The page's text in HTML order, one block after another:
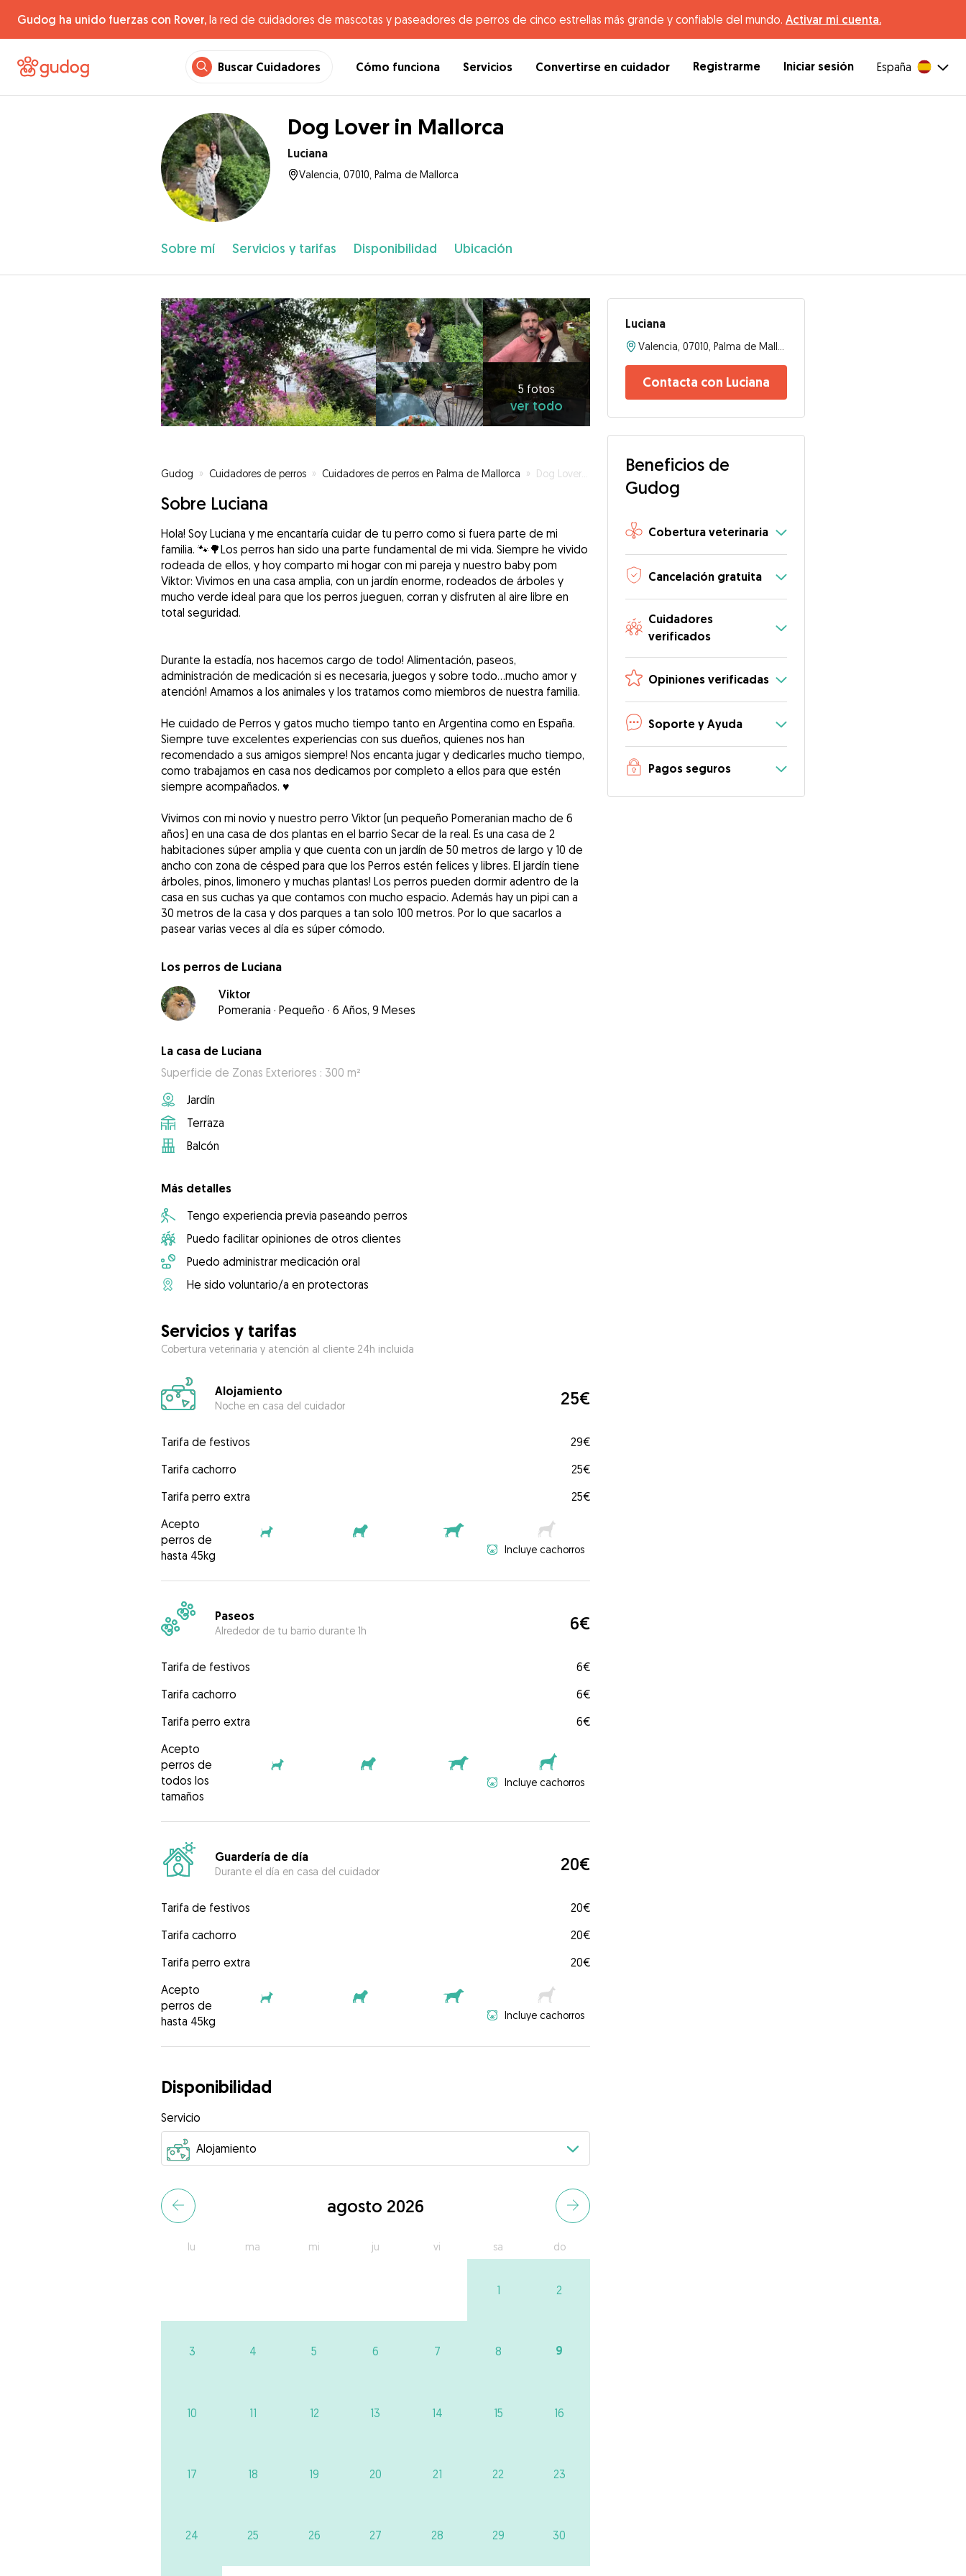
Gudog ha unido fuerzas con Rover, la red de cuidadores de mascotas y paseadores de perros de cinco estrellas más grande y confiable del mundo. Activar mi cuenta.
Buscar Cuidadores Cómo funciona Servicios Convertirse en cuidador Registrarme Iniciar sesión España
Dog Lover in Mallorca
Luciana
Valencia, 07010, Palma de Mallorca
Sobre mí Servicios y tarifas Disponibilidad Ubicación
5 fotos
ver todo
Gudog » Cuidadores de perros » Cuidadores de perros en Palma de Mallorca » Dog Lover in Mallorca
Sobre Luciana
Hola! Soy Luciana y me encantaría cuidar de tu perro como si fuera parte de mi
familia. 🐾🌳Los perros han sido una parte fundamental de mi vida. Siempre he vivido
rodeada de ellos, y hoy comparto mi hogar con mi pareja y nuestro baby pom
Viktor: Vivimos en una casa amplia, con un jardín enorme, rodeados de árboles y
mucho verde ideal para que los perros jueguen, corran y disfruten al aire libre en
total seguridad.
Durante la estadía, nos hacemos cargo de todo! Alimentación, paseos,
administración de medicación si es necesaria, juegos y sobre todo…mucho amor y
atención! Amamos a los animales y los tratamos como miembros de nuestra familia.
He cuidado de Perros y gatos mucho tiempo tanto en Argentina como en España.
Siempre tuve excelentes experiencias con sus dueños, quienes nos han
recomendado a sus amigos siempre! Nos encanta jugar y dedicarles mucho tiempo,
como trabajamos en casa nos dedicamos por completo a ellos para que estén
siempre acompañados. ♥️
Vivimos con mi novio y nuestro perro Viktor (un pequeño Pomeranian macho de 6
años) en una casa de dos plantas en el barrio Secar de la real. Es una casa de 2
habitaciones súper amplia y que cuenta con un jardín de 50 metros de largo y 10 de
ancho con zona de césped para que los Perros estén felices y libres. El jardín tiene
árboles, pinos, limonero y muchas plantas! Los perros pueden dormir adentro de la
casa en sus cuchas ya que contamos con mucho espacio. Además hay un pipi can a
30 metros de la casa y dos parques a tan solo 100 metros. Por lo que sacarlos a
pasear varias veces al día es súper cómodo.
Los perros de Luciana
Viktor
Pomerania · Pequeño · 6 Años, 9 Meses
La casa de Luciana
Superficie de Zonas Exteriores : 300 m²
Jardín
Terraza
Balcón
Más detalles
Tengo experiencia previa paseando perros
Puedo facilitar opiniones de otros clientes
Puedo administrar medicación oral
He sido voluntario/a en protectoras
Servicios y tarifas
Cobertura veterinaria y atención al cliente 24h incluida
Alojamiento
Noche en casa del cuidador 25€
Tarifa de festivos
29€
Tarifa cachorro
25€
Tarifa perro extra
25€
Acepto
perros de
hasta 45kg
Incluye cachorros
Paseos
Alrededor de tu barrio durante 1h 6€
Tarifa de festivos
6€
Tarifa cachorro
6€
Tarifa perro extra
6€
Acepto
perros de
todos los
tamaños
Incluye cachorros
Guardería de día
Durante el día en casa del cuidador 20€
Tarifa de festivos
20€
Tarifa cachorro
20€
Tarifa perro extra
20€
Acepto
perros de
hasta 45kg
Incluye cachorros
Disponibilidad
Servicio
agosto 2026
lu ma mi ju vi sa do
1 2
3 4 5 6 7 8 9
10 11 12 13 14 15 16
17 18 19 20 21 22 23
24 25 26 27 28 29 30
Luciana
Contacta con Luciana
Beneficios de
Gudog
Cobertura veterinaria
Cancelación gratuita
Cuidadores
verificados
Opiniones verificadas
Soporte y Ayuda
Pagos seguros